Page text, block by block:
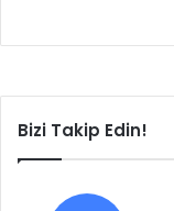
Bizi Takip Edin!